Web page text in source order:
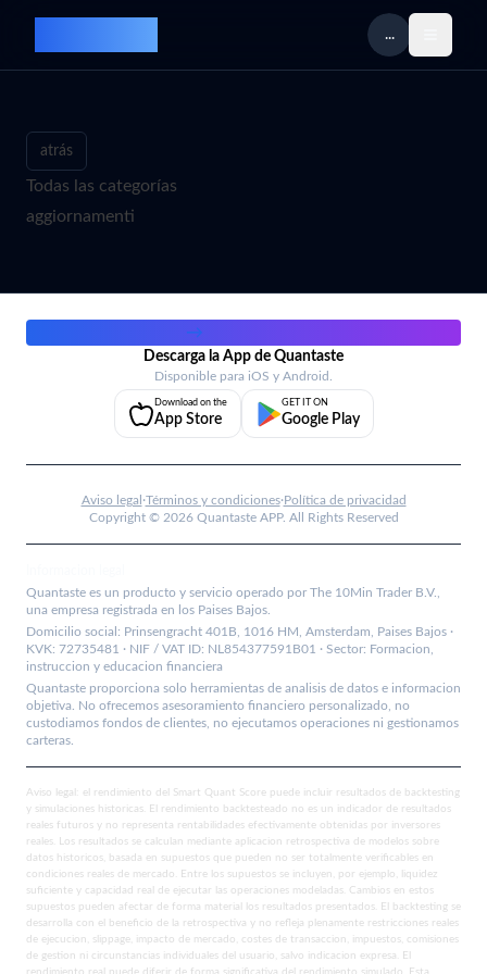
...
atrás
Todas las categorías
aggiornamenti
→
Descarga la App de Quantaste
Disponible para iOS y Android.
Download on the
App Store
GET IT ON
Google Play
Aviso legal ·Términos y condiciones·Política de privacidad
Copyright © 2026Quantaste APP. All Rights Reserved
Quantaste es un producto y servicio operado por The 10Min Trader B.V.,
una empresa registrada en los Paises Bajos.
Domicilio social: Prinsengracht 401B, 1016 HM, Amsterdam, Paises Bajos ·
KVK: 72735481 · NIF / VAT ID: NL854377591B01 · Sector: Formacion,
instruccion y educacion financiera
Quantaste proporciona solo herramientas de analisis de datos e informacion
objetiva. No ofrecemos asesoramiento financiero personalizado, no
custodiamos fondos de clientes, no ejecutamos operaciones ni gestionamos
carteras.
Aviso legal: el rendimiento del Smart Quant Score puede incluir resultados de backtesting
y simulaciones historicas. El rendimiento backtesteado no es un indicador de resultados
reales futuros y no representa rentabilidades efectivamente obtenidas por inversores
reales. Los resultados se calculan mediante aplicacion retrospectiva de modelos sobre
datos historicos, basada en supuestos que pueden no ser totalmente verificables en
condiciones reales de mercado. Entre los supuestos se incluyen, por ejemplo, liquidez
suficiente y capacidad real de ejecutar las operaciones modeladas. Cambios en estos
supuestos pueden afectar de forma material los resultados presentados. El backtesting se
desarrolla con el beneficio de la retrospectiva y no refleja plenamente restricciones reales
de ejecucion, slippage, impacto de mercado, costes de transaccion, impuestos, comisiones
de gestion ni circunstancias individuales del usuario, salvo indicacion expresa. El
rendimiento real puede diferir de forma significativa del rendimiento simulado. Esta